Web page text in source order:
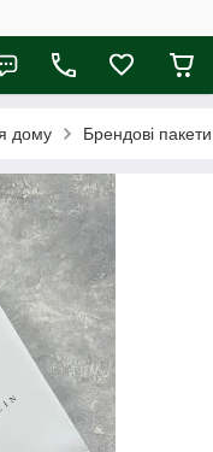
дому Брендові пакети